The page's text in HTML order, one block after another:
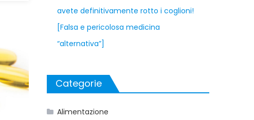
avete definitivamente rotto i coglioni!
[Falsa e pericolosa medicina
“alternativa”]
Categorie
Alimentazione